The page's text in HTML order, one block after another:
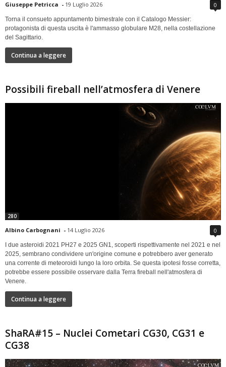
Giuseppe Petricca - 19 Luglio 2026 0
Torna il consueto appuntamento bimestrale con il Catalogo Messier:
protagonista di questa uscita è l'ammasso globulare M28, nella costellazione
del Sagittario.
Continua a leggere
Possibili fireball nell’atmosfera di Venere
280
Albino Carbognani - 14 Luglio 2026 0
I due asteroidi 2021 PH27 e 2025 GN1, scoperti rispettivamente nel 2021 e nel
2025, sembrano condividere un'origine comune e potrebbero aver generato
una corrente di meteoroidi lungo la loro orbita. Se questa ipotesi fosse corretta,
potrebbe essere possibile osservare dalla Terra fireball nell'atmosfera di
Venere.
Continua a leggere
ShaRA#15 – Nuclei Cometari CG30, CG31 e
CG38